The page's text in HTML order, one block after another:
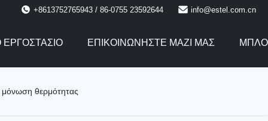
+8613752765943 / 86-0755 23592644 info@estel.com.cn
ΕΡΓΟΣΤΆΣΙΟ ΕΠΙΚΟΙΝΩΝΉΣΤΕ ΜΑΖΊ ΜΑΣ
μόνωση θερμότητας